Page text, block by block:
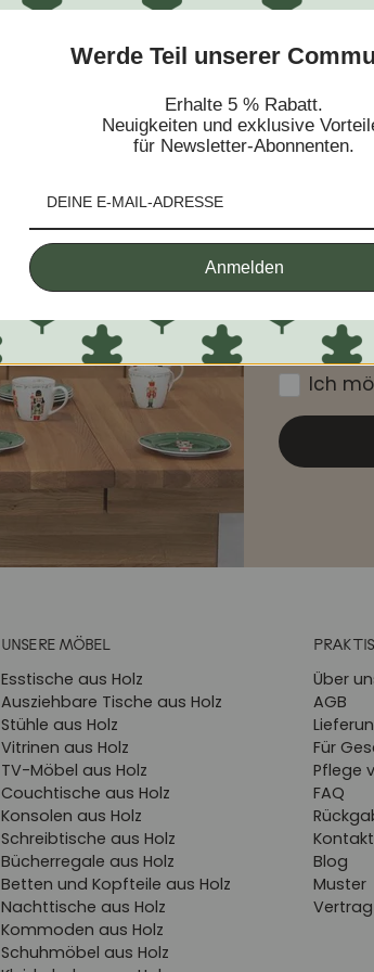
Ich
UNSERE MÖBEL
Esstische aus Holz
Ausziehbare Tische aus Holz
Stühle aus Holz
Vitrinen aus Holz
TV-Möbel aus Holz
Couchtische aus Holz
Konsolen aus Holz
Schreibtische aus Holz
Bücherregale aus Holz
Betten und Kopfteile aus Holz
Nachttische aus Holz
Kommoden aus Holz
Schuhmöbel aus Holz
Über
AGB
Für
Pflege
FAQ
Kontakt
Blog
Muster
Werde Teil unserer
Erhalte 5 % Rabatt.
Neuigkeiten und exklusive
für Newsletter-Abonnenten.
Anmelden